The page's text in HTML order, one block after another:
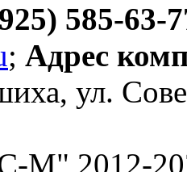
585-63-
; Адрес
ул.
2012-